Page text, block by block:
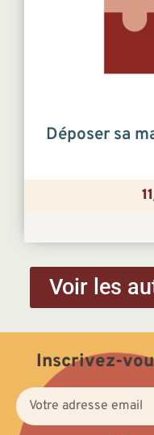
Déposer sa
Voir les
Inscrivez-